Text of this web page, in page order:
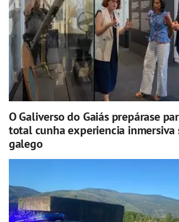
O Galiverso do Gaiás prepárase
total cunha experiencia inmersiva
galego